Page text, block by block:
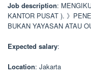
Job description:
KANTOR PUSAT ). 》
BUKAN YAYASAN ATAU
Expected salary:
Location: Jakarta